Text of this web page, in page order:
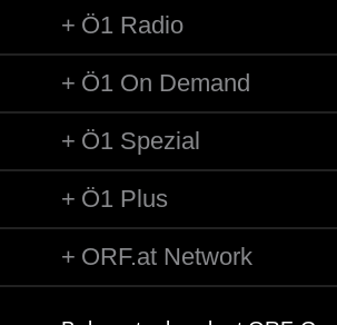
Ö1 Radio
Ö1 On Demand
Ö1 Spezial
Ö1 Plus
ORF.at Network